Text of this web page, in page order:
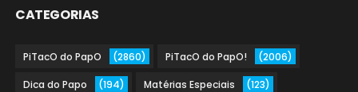
CATEGORIAS
PiTacO do PapO (2860) PiTacO do PapO! (2006)
Dica do Papo (194) Matérias Especiais (123)